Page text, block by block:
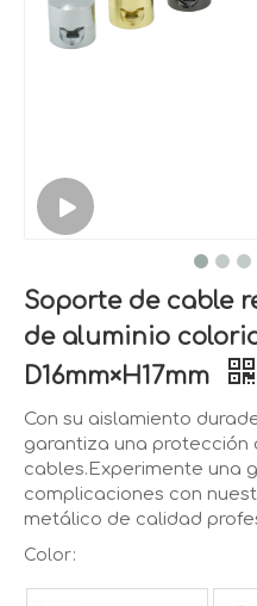
Soporte de cable
de aluminio
D16mm×H17mm
Con su aislamiento
garantiza una protección
cables.Experimente una
complicaciones con
metálico de calidad
Color: